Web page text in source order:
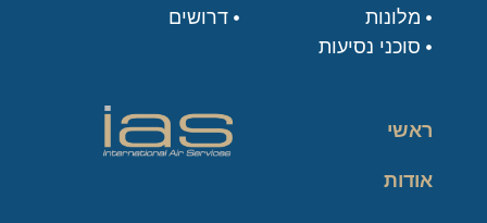
מלונות
סוכני נסיעות
דרושים
ראשי
אודות